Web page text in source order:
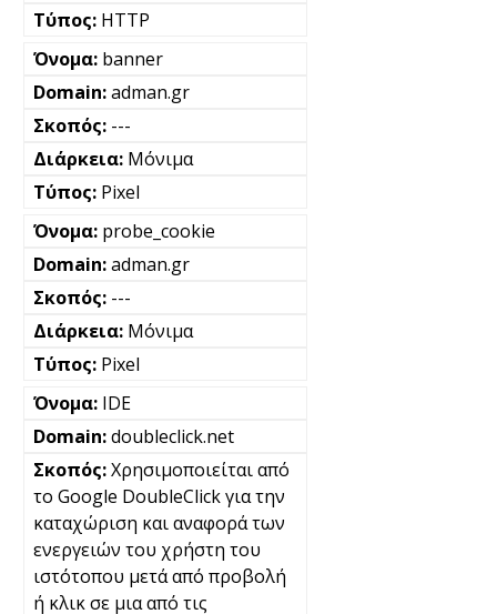
HTTP
banner
adman.gr
---
Μόνιμα
Pixel
probe_cookie
adman.gr
---
Μόνιμα
Pixel
IDE
doubleclick.net
Χρησιμοποιείται από
το Google DoubleClick για την
καταχώριση και αναφορά των
ενεργειών του χρήστη του
ιστότοπου μετά από προβολή
ή κλικ σε μια από τις